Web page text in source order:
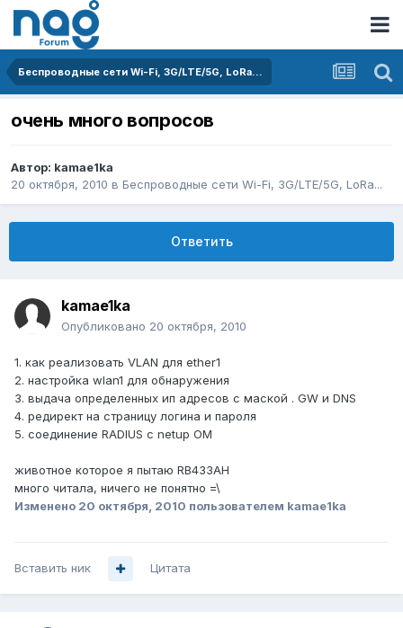
Беспроводные сети Wi-Fi, 3G/LTE/5G, LoRa...
очень много вопросов
Автор: kamae1ka
20 октября, 2010 в Беспроводные сети Wi-Fi, 3G/LTE/5G, LoRa...
Ответить
kamae1ka
Опубликовано 20 октября, 2010
1. как реализовать VLAN для ether1
2. настройка wlan1 для обнаружения
3. выдача определенных ип адресов с маской . GW и DNS
4. редирект на страницу логина и пароля
5. соединение RADIUS с netup ОМ
животное которое я пытаю RB433AH
много читала, ничего не понятно =\
Изменено 20 октября, 2010 пользователем kamae1ka
Вставить ник Цитата